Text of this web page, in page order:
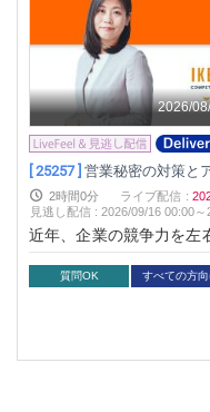
2026/
[ 25257 ] 営業秘密の対策と
2時間0分 ライブ配信 :
見逃し配信 :2026/09/16 00:00～
近年、企業の競争力を左
重要視されています。し
的保護が失われるリス
秘密として保護される
解説し、実践的な対策
ぎ、企業の成長を支え
質問OK すべての方向